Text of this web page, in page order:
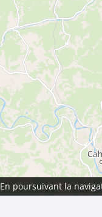
En poursuivant la